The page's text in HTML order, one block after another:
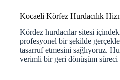
Kocaeli Körfez Hurdacılık
Kördez hurdacılar sitesi
profesyonel bir şekilde
tasarruf etmesini sağlıyoruz.
verimli bir geri dönüşüm süreci